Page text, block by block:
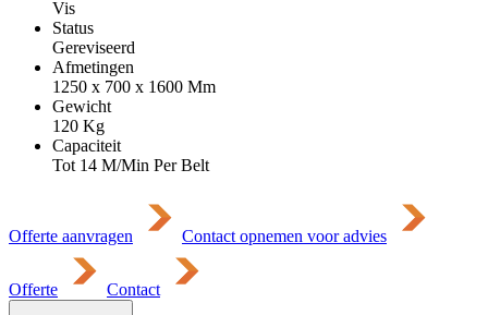
Vis
Status
Gereviseerd
Afmetingen
1250 x 700 x 1600 Mm
Gewicht
120 Kg
Capaciteit
Tot 14 M/Min Per Belt
Offerte aanvragen Contact opnemen voor advies
Offerte Contact